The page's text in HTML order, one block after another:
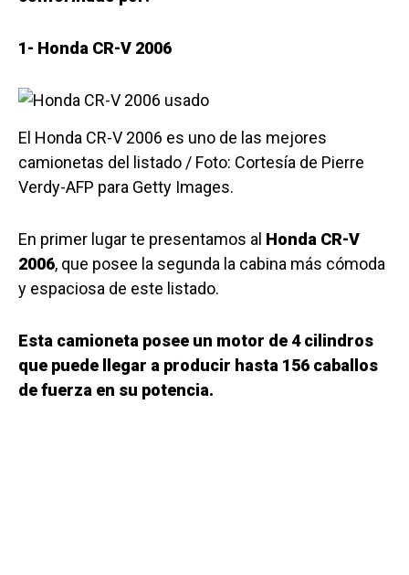
1- Honda CR-V 2006
El Honda CR-V 2006 es uno de las mejores
camionetas del listado / Foto: Cortesía de Pierre
Verdy-AFP para Getty Images.
En primer lugar te presentamos al Honda CR-V
2006, que posee la segunda la cabina más cómoda
y espaciosa de este listado.
Esta camioneta posee un motor de 4 cilindros
que puede llegar a producir hasta 156 caballos
de fuerza en su potencia.